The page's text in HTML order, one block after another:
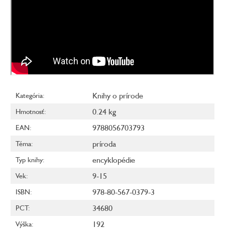
Kategória: Knihy o prírode
Hmotnosť: 0.24 kg
EAN: 9788056703793
Téma: príroda
Typ knihy: encyklopédie
Vek: 9-15
ISBN: 978-80-567-0379-3
PCT: 34680
Výška: 192